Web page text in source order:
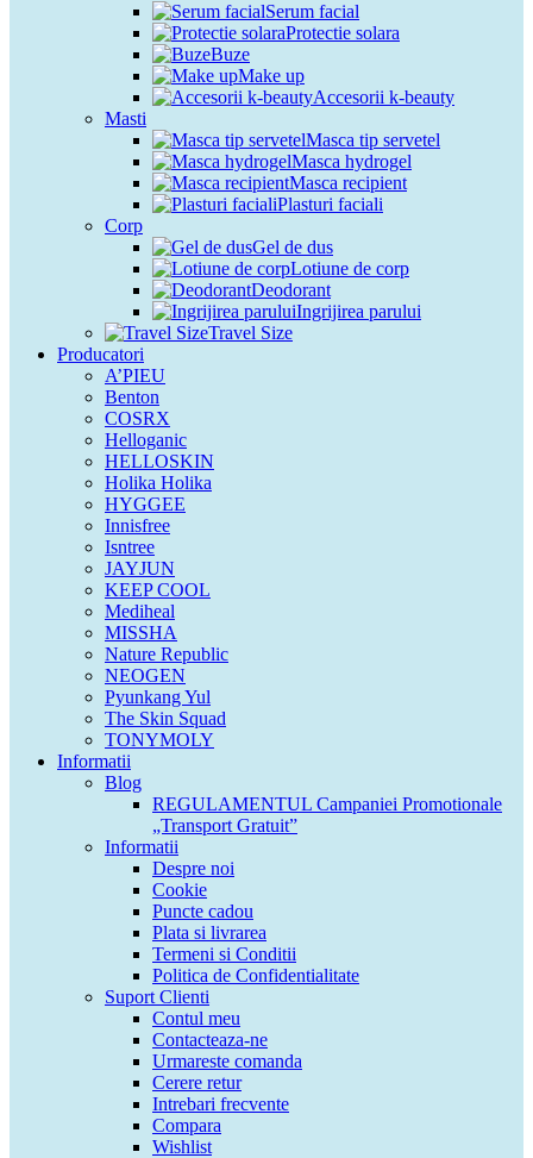
Serum facial
Protectie solara
Buze
Make up
Accesorii k-beauty
Masti
Masca tip servetel
Masca hydrogel
Masca recipient
Plasturi faciali
Corp
Gel de dus
Lotiune de corp
Deodorant
Ingrijirea parului
Travel Size
Producatori
A’PIEU
Benton
COSRX
Helloganic
HELLOSKIN
Holika Holika
HYGGEE
Innisfree
Isntree
JAYJUN
KEEP COOL
Mediheal
MISSHA
Nature Republic
NEOGEN
Pyunkang Yul
The Skin Squad
TONYMOLY
Informatii
Blog
REGULAMENTUL Campaniei Promotionale
„Transport Gratuit”
Informatii
Despre noi
Cookie
Puncte cadou
Plata si livrarea
Termeni si Conditii
Politica de Confidentialitate
Suport Clienti
Contul meu
Contacteaza-ne
Urmareste comanda
Cerere retur
Intrebari frecvente
Compara
Wishlist